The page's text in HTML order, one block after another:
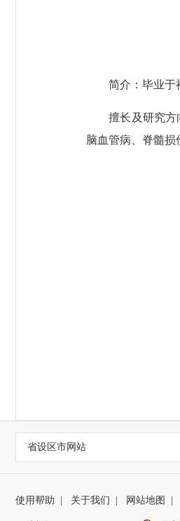
简介：毕业于福
擅长及研究方向
脑血管病、脊髓损
省设区市网站
使用帮助 | 关于我们 | 网站地图 |